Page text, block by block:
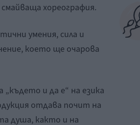
хореография.
умения, сила и
което ще очарова
„където и да е“ на езика
отдава почит на
душа, както и на